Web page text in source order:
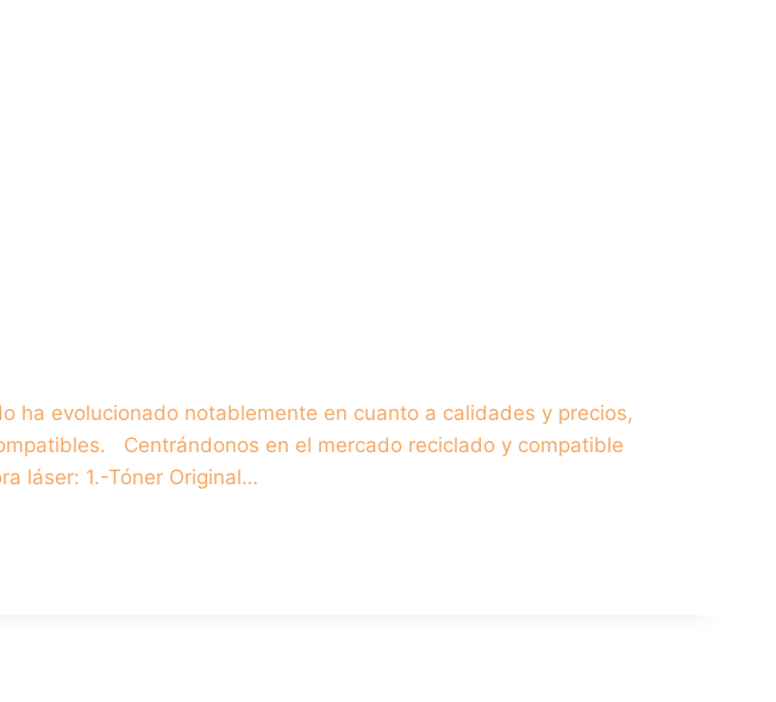
ha evolucionado notablemente en cuanto a calidades y precios,
Centrándonos en el mercado reciclado y compatible
láser: 1.-Tóner Original…